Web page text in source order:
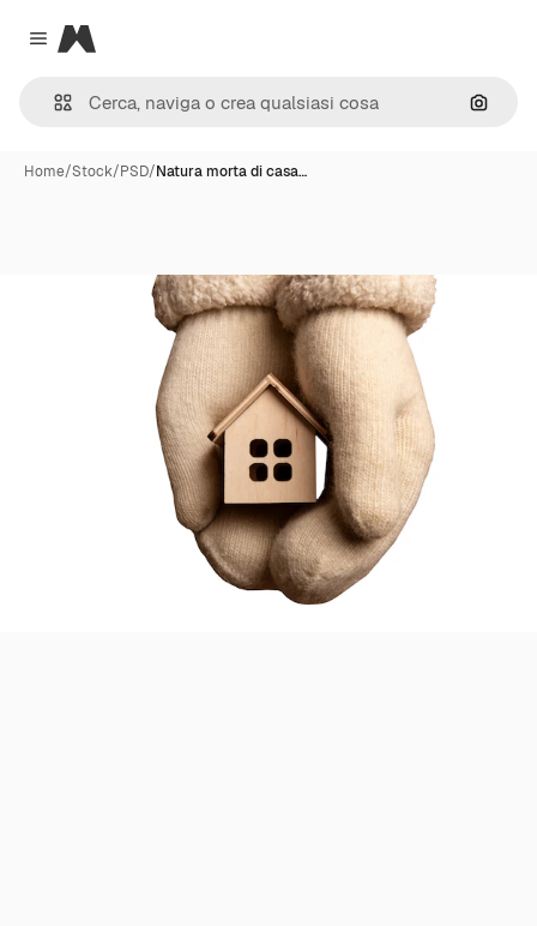
Close menu
Magnific
Cerca
Home/Stock/PSD/Natura morta di casa…